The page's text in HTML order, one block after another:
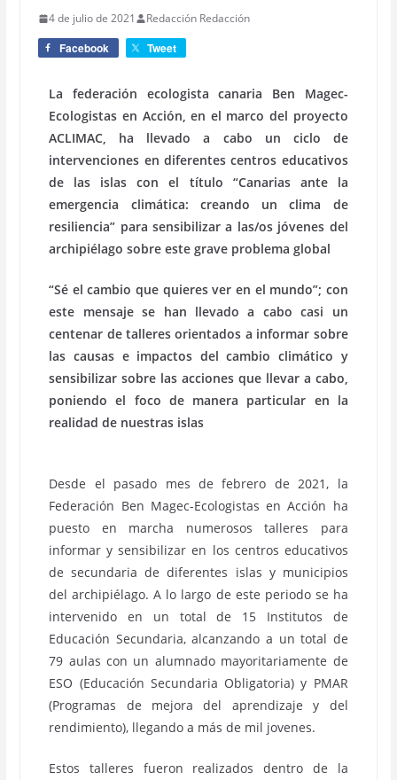
4 de julio de 2021 Redacción Redacción
Facebook Tweet
La federación ecologista canaria Ben Magec-
Ecologistas en Acción, en el marco del proyecto
ACLIMAC, ha llevado a cabo un ciclo de
intervenciones en diferentes centros educativos
de las islas con el título “Canarias ante la
emergencia climática: creando un clima de
resiliencia” para sensibilizar a las/os jóvenes del
archipiélago sobre este grave problema global
“Sé el cambio que quieres ver en el mundo”; con
este mensaje se han llevado a cabo casi un
centenar de talleres orientados a informar sobre
las causas e impactos del cambio climático y
sensibilizar sobre las acciones que llevar a cabo,
poniendo el foco de manera particular en la
realidad de nuestras islas
Desde el pasado mes de febrero de 2021, la
Federación Ben Magec-Ecologistas en Acción ha
puesto en marcha numerosos talleres para
informar y sensibilizar en los centros educativos
de secundaria de diferentes islas y municipios
del archipiélago. A lo largo de este periodo se ha
intervenido en un total de 15 Institutos de
Educación Secundaria, alcanzando a un total de
79 aulas con un alumnado mayoritariamente de
ESO (Educación Secundaria Obligatoria) y PMAR
(Programas de mejora del aprendizaje y del
rendimiento), llegando a más de mil jovenes.
Estos talleres fueron realizados dentro de la